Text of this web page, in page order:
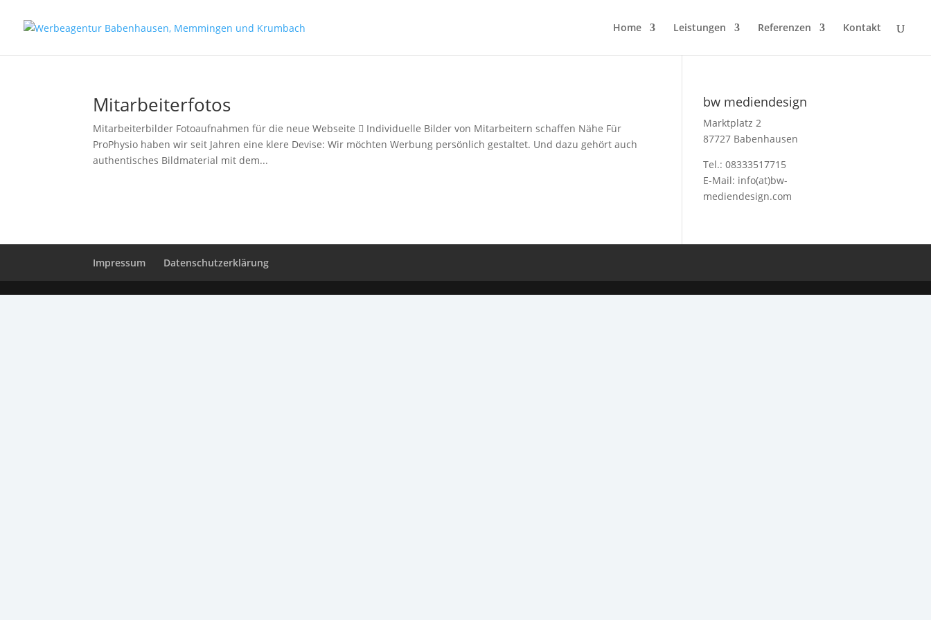
Home Leistungen Referenzen Kontakt
Mitarbeiterfotos
Mitarbeiterbilder Fotoaufnahmen für die neue Webseite  Individuelle Bilder von Mitarbeitern schaffen Nähe Für
ProPhysio haben wir seit Jahren eine klere Devise: Wir möchten Werbung persönlich gestaltet. Und dazu gehört auch
authentisches Bildmaterial mit dem...
bw mediendesign
Marktplatz 2
87727 Babenhausen
Tel.: 08333517715
E-Mail: info(at)bw-
mediendesign.com
Impressum Datenschutzerklärung